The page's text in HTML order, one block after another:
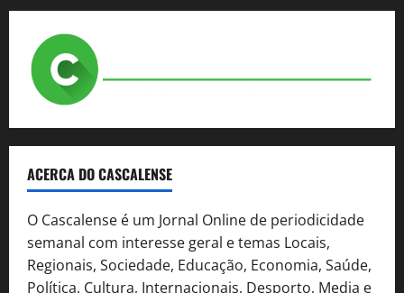
ACERCA DO CASCALENSE
O Cascalense é um Jornal Online de periodicidade
semanal com interesse geral e temas Locais,
Regionais, Sociedade, Educação, Economia, Saúde,
Política, Cultura, Internacionais, Desporto, Media e